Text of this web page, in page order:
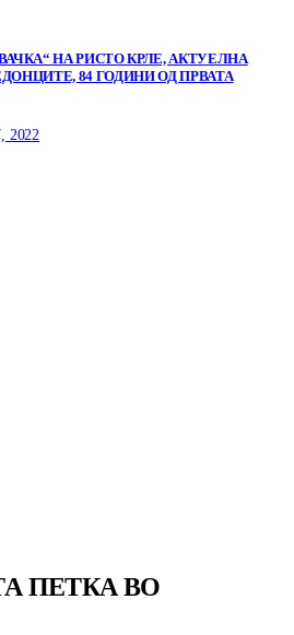
НА РИСТО КРЛЕ, АКТУЕЛНА
84 ГОДИНИ ОД ПРВАТА
2022
ПЕТКА ВО